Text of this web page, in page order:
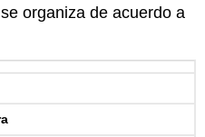
organiza de acuerdo a